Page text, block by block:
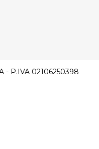
- P.IVA 02106250398